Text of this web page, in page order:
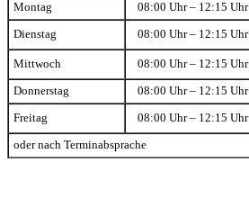
Montag 08:00 Uhr – 12:15 Uhr
Dienstag 08:00 Uhr – 12:15 Uhr
Mittwoch 08:00 Uhr – 12:15 Uhr
Donnerstag 08:00 Uhr – 12:15 Uhr
Freitag 08:00 Uhr – 12:15 Uhr
oder nach Terminabsprache